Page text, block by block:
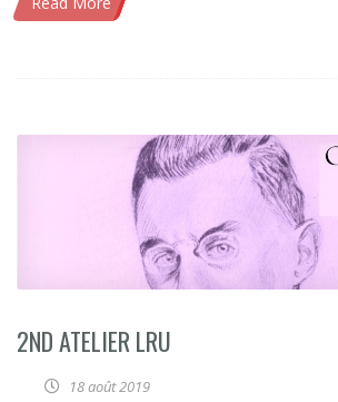
2ND ATELIER LRU
18 août 2019